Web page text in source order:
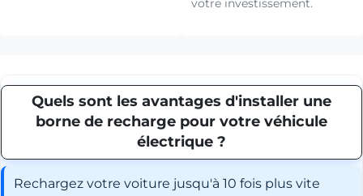
votre investissement.
Quels sont les avantages d'installer une
borne de recharge pour votre véhicule
électrique ?
Rechargez votre voiture jusqu'à 10 fois plus vite